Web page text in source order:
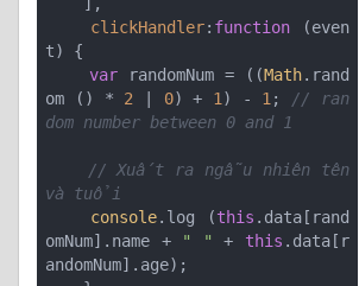
clickHandler: function (even
t) {
var randomNum = ((Math.rand
om () * 2 0) + 1) - 1; // ran
dom number between 0 and 1
// Xuất ra ngẫu nhiên tên
và tuổi
console.log (this .data[rand
omNum].name +
" " + this .data[r
andomNum].age);